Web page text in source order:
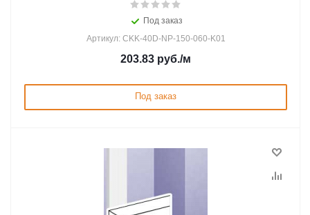
Под заказ
Артикул: CKK-40D-NP-150-060-K01
203.83 руб./м
Под заказ